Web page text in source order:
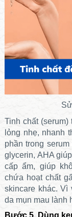
Tinh chất
lỏng nhẹ, nhanh
phần trong
glycerin, AHA
cấp ẩm, giúp
chứa hoạt chất
skincare khác. Vì
da mụn mau lành